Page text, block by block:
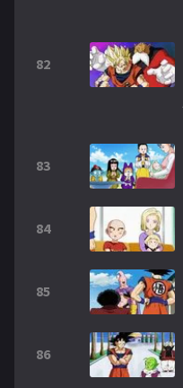
82
83
84
85
86